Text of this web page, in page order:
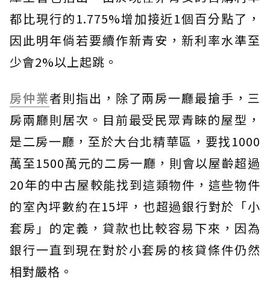
都比現行的1.775%增加接近1個百分點了，
因此明年倘若要續作新青安，新利率水準至
少會2%以上起跳。
房仲業者則指出，除了兩房一廳最搶手，三
房兩廳則居次。目前最受民眾青睞的屋型，
是二房一廳，至於大台北精華區，要找1000
萬至1500萬元的二房一廳，則會以屋齡超過
20年的中古屋較能找到這類物件，這些物件
的室內坪數約在15坪，也超過銀行對於「小
套房」的定義，貸款也比較容易下來，因為
銀行一直到現在對於小套房的核貸條件仍然
相對嚴格。